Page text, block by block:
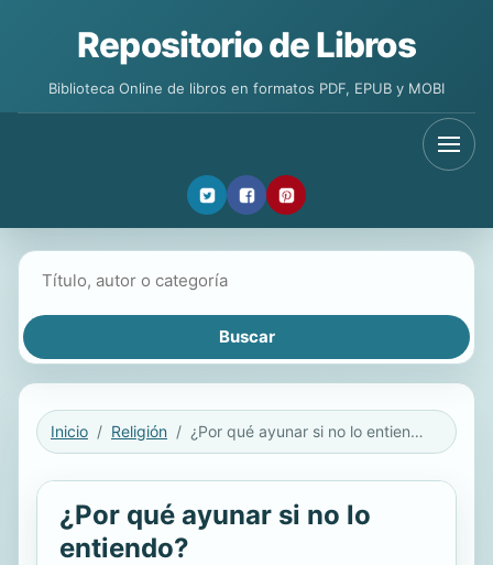
Repositorio de Libros
Biblioteca Online de libros en formatos PDF, EPUB y MOBI
Inicio Religión ¿Por qué ayunar si no lo entiendo?
¿Por qué ayunar si no lo
entiendo?